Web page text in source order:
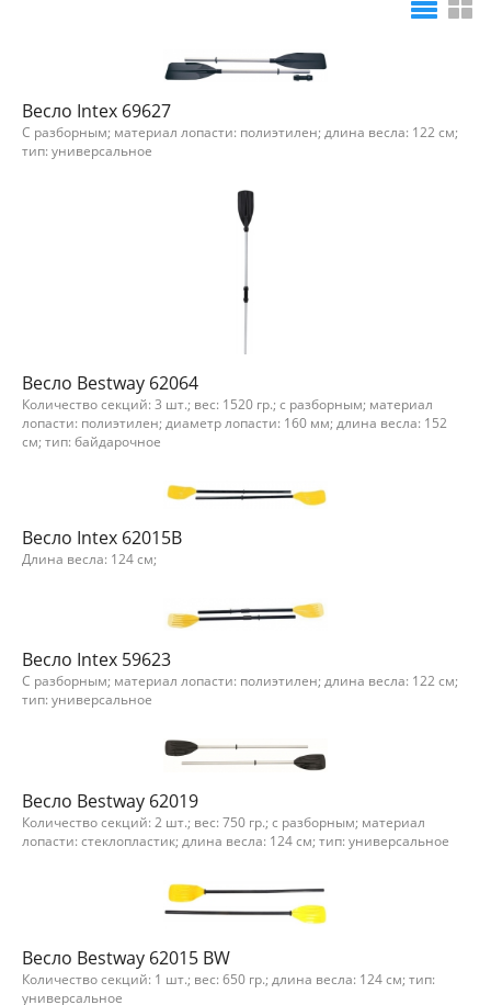
Весло Intex 69627
С разборным; материал лопасти: полиэтилен; длина весла: 122 см;
тип: универсальное
Весло Bestway 62064
Количество секций: 3 шт.; вес: 1520 гр.; с разборным; материал
лопасти: полиэтилен; диаметр лопасти: 160 мм; длина весла: 152
см; тип: байдарочное
Весло Intex 62015B
Длина весла: 124 см;
Весло Intex 59623
С разборным; материал лопасти: полиэтилен; длина весла: 122 см;
тип: универсальное
Весло Bestway 62019
Количество секций: 2 шт.; вес: 750 гр.; с разборным; материал
лопасти: стеклопластик; длина весла: 124 см; тип: универсальное
Весло Bestway 62015 BW
Количество секций: 1 шт.; вес: 650 гр.; длина весла: 124 см; тип:
универсальное